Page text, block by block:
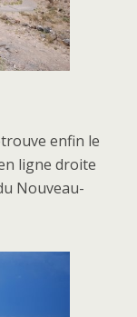
enfin le
ligne droite
Nouveau-